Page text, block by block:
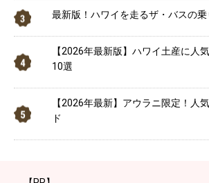
最新版！ハワイを走るザ・バスの
【2026年最新版】ハワイ土産に人
10選
【2026年最新】アウラニ限定！人
ド